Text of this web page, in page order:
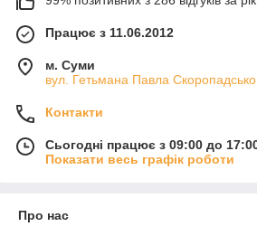
Працює з 11.06.2012
м. Суми
вул. Гетьмана Павла
Контакти
Сьогодні працює з 09:00 до
Показати весь графік роботи
Про нас